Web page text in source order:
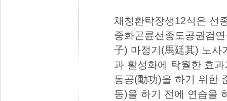
채청환탁장생12식은 선
중화곤륜선종도공권검
子) 마정기(馬廷其) 노사
과 활성화에 탁월한 효
동공(動功)을 하기 위한
등)을 하기 전에 연습을